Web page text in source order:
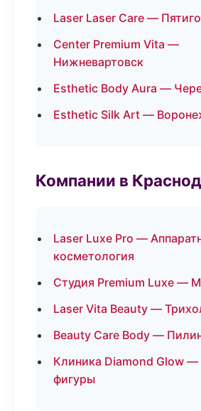
Laser Laser Care —
Center Premium Vita —
Нижневартовск
Esthetic Body Aura —
Esthetic Silk Art —
Компании в
Laser Luxe Pro —
косметология
Студия Premium Luxe —
Laser Vita Beauty —
Beauty Care Body —
Клиника Diamond Glow —
фигуры